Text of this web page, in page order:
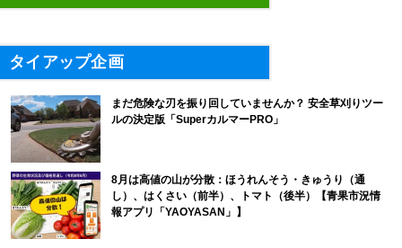
タイアップ企画
まだ危険な刃を振り回していませんか？ 安全草刈りツー
ルの決定版「SuperカルマーPRO」
8月は高値の山が分散：ほうれんそう・きゅうり（通
し）、はくさい（前半）、トマト（後半）【青果市況情
報アプリ「YAOYASAN」】